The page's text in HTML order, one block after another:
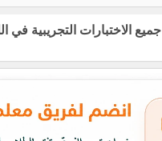
جميع الاختبارات التجريبية في